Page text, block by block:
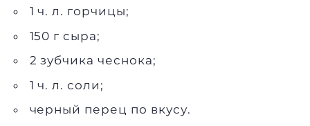
1 ч. л. горчицы;
150 г сыра;
2 зубчика чеснока;
1 ч. л. соли;
черный перец по вкусу.